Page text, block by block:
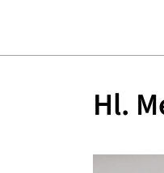
Hl.